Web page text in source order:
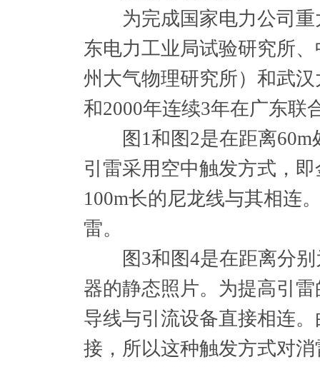
为完成国家电力公司重
东电力工业局试验研究所
州大气物理研究所）和武
和2000年连续3年在广东联
图1和图2是在距离60m
引雷采用空中触发方式，
100m长的尼龙线与其相连
雷。
图3和图4是在距离分别
器的静态照片。为提高引
导线与引流设备直接相连
接，所以这种触发方式对